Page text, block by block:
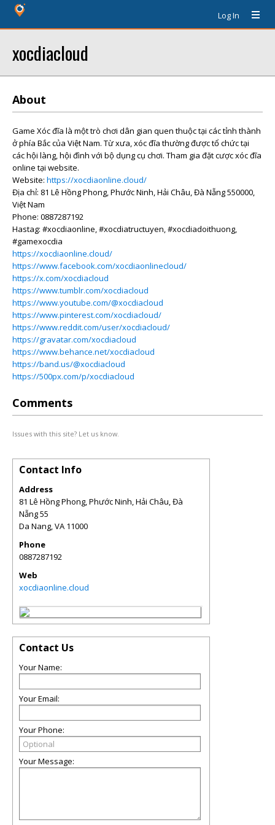
Log In
xocdiacloud
About
Game Xóc đĩa là một trò chơi dân gian quen thuộc tại các tỉnh thành
ở phía Bắc của Việt Nam. Từ xưa, xóc đĩa thường được tổ chức tại
các hội làng, hội đình với bộ dụng cụ chơi. Tham gia đặt cược xóc đĩa
online tại website.
Website: https://xocdiaonline.cloud/
Địa chỉ: 81 Lê Hồng Phong, Phước Ninh, Hải Châu, Đà Nẵng 550000,
Việt Nam
Phone: 0887287192
Hastag: #xocdiaonline, #xocdiatructuyen, #xocdiadoithuong,
#gamexocdia
https://xocdiaonline.cloud/
https://www.facebook.com/xocdiaonlinecloud/
https://x.com/xocdiacloud
https://www.tumblr.com/xocdiacloud
https://www.youtube.com/@xocdiacloud
https://www.pinterest.com/xocdiacloud/
https://www.reddit.com/user/xocdiacloud/
https://gravatar.com/xocdiacloud
https://www.behance.net/xocdiacloud
https://band.us/@xocdiacloud
https://500px.com/p/xocdiacloud
Comments
Issues with this site? Let us know.
Contact Info
Address
81 Lê Hồng Phong, Phước Ninh, Hải Châu, Đà
Nẵng 55
Da Nang,VA 11000
Phone
0887287192
Web
xocdiaonline.cloud
Contact Us
Your Name:
Your Email:
Your Phone:
Your Message: